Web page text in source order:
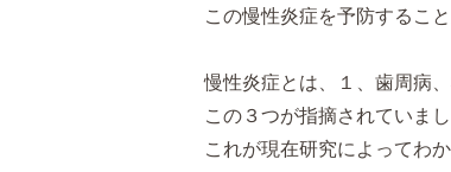
この慢性炎症を予防するこ
慢性炎症とは、１、歯周病
この３つが指摘されていまし
これが現在研究によってわ